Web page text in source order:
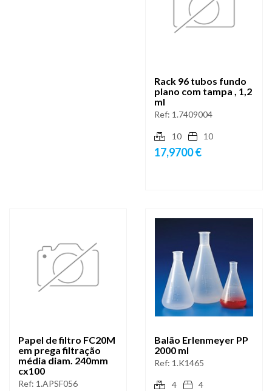
Rack 96 tubos fundo
plano com tampa , 1,2
ml
Ref: 1.7409004
10 10
17,9700 €
Papel de filtro FC20M
em prega filtração
média diam. 240mm
cx100
Ref: 1.APSF056
Balão Erlenmeyer PP
2000 ml
Ref: 1.K1465
4 4